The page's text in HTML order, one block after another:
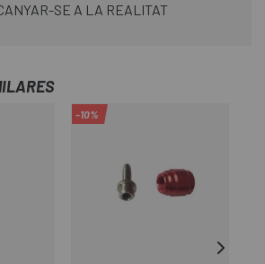
SE A LA REALITAT
-10%